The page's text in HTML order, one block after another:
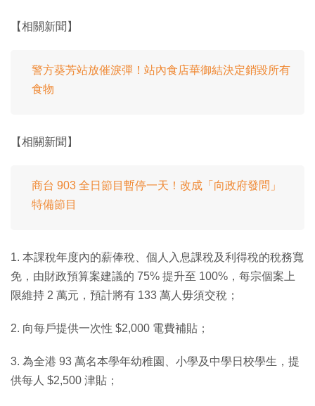
【相關新聞】
警方葵芳站放催淚彈！站內食店華御結決定銷毀所有
食物
【相關新聞】
商台 903 全日節目暫停一天！改成「向政府發問」
特備節目
1. 本課稅年度內的薪俸稅、個人入息課稅及利得稅的稅務寬
免，由財政預算案建議的 75% 提升至 100%，每宗個案上
限維持 2 萬元，預計將有 133 萬人毋須交稅；
2. 向每戶提供一次性 $2,000 電費補貼；
3. 為全港 93 萬名本學年幼稚園、小學及中學日校學生，提
供每人 $2,500 津貼；